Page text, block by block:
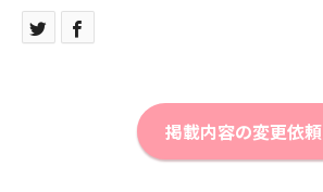
掲載内容の変更依頼